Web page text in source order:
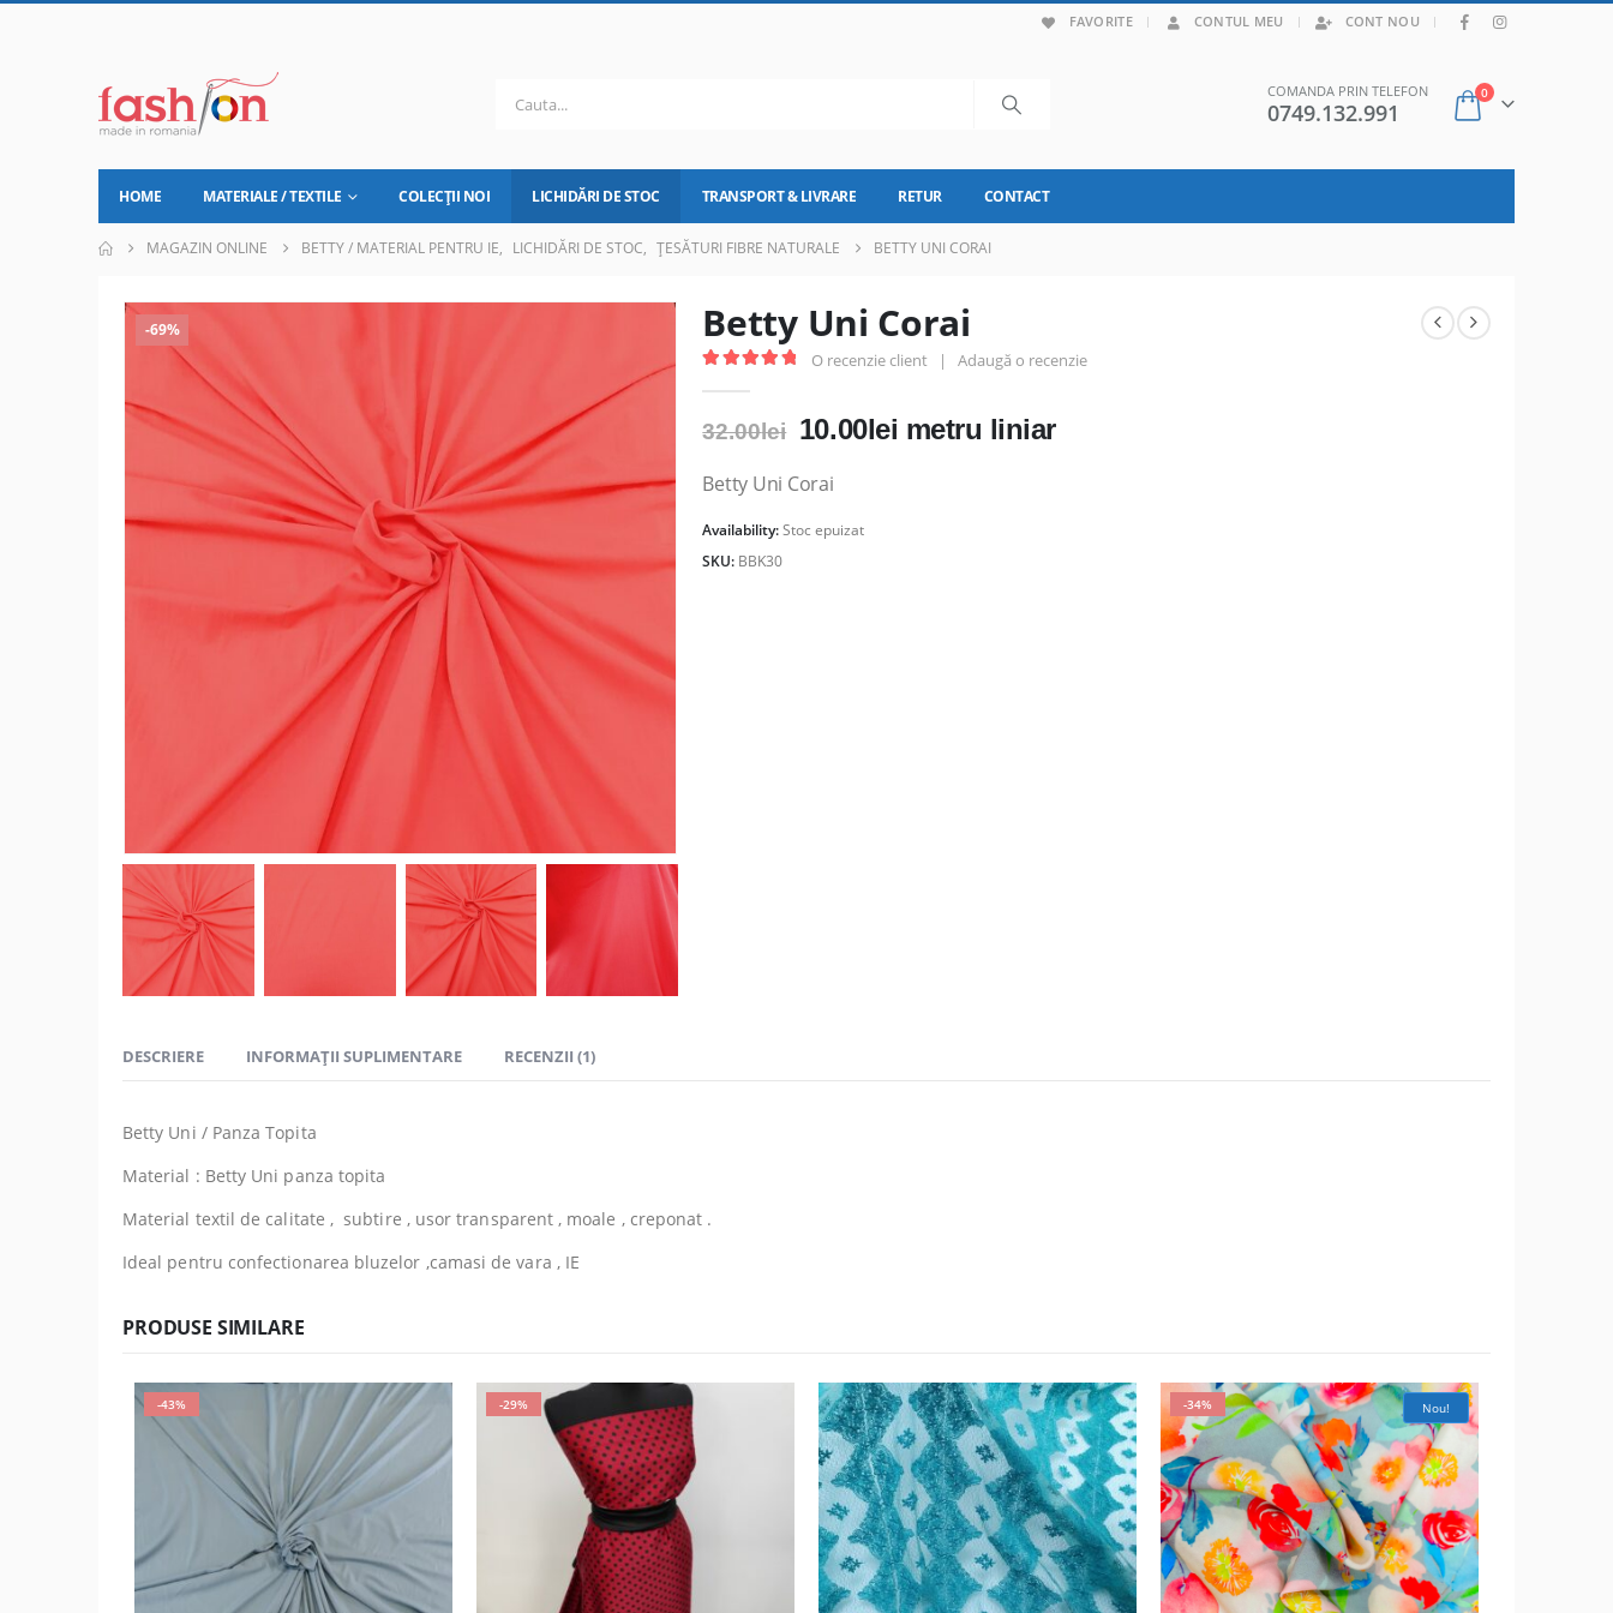
FAVORITE CONTUL MEU CONT NOU |
COMANDA PRIN TELEFON
0749.132.991
0
HOME MATERIALE / TEXTILE COLECȚII NOI LICHIDĂRI DE STOC TRANSPORT & LIVRARE RETUR CONTACT
MAGAZIN ONLINE BETTY / MATERIAL PENTRU IE, LICHIDĂRI DE STOC, ȚESĂTURI FIBRE NATURALE BETTY UNI CORAI
-69% Betty Uni Corai
O recenzie client | Adaugă o recenzie
32.00lei Prețul
a
32.00lei.
10.00lei Prețul
metru liniar
Betty Uni Corai
Availability:Stoc epuizat
SKU: BBK30
DESCRIERE INFORMAȚII SUPLIMENTARE RECENZII (1)
Betty Uni / Panza Topita
Material : Betty Uni panza topita
Material textil de calitate , subtire , usor transparent , moale , creponat .
Ideal pentru confectionarea bluzelor ,camasi de vara , IE
PRODUSE SIMILARE
-43% -29% Nou!
-34%